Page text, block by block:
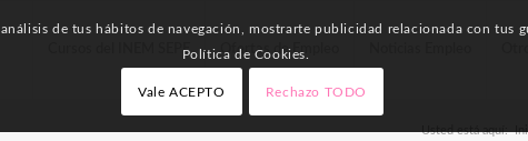
Cursos del INEM SEPE Ofertas de Empleo
Usted está aquí:
de tus hábitos de navegación, mostrarte publicidad relacionada con tus
Política de Cookies.
Vale ACEPTO Rechazo TODO